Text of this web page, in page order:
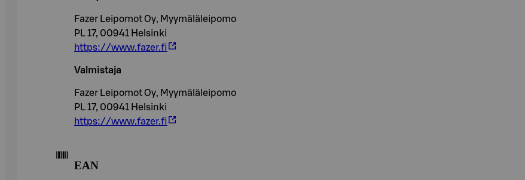
Fazer Leipomot Oy, Myymäläleipomo
PL 17, 00941 Helsinki
https://www.fazer.fi
Valmistaja
Fazer Leipomot Oy, Myymäläleipomo
PL 17, 00941 Helsinki
https://www.fazer.fi
EAN